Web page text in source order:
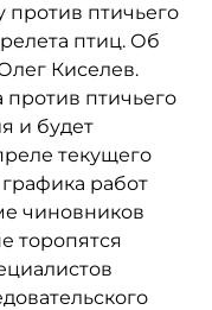
против птичьего
птиц. Об
Киселев.
против птичьего
и будет
текущего
работ
чиновников
торопятся